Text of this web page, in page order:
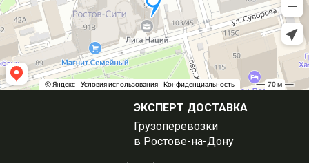
ЭКСПЕРТ ДОСТАВКА
Грузоперевозки
в Ростове-на-Дону